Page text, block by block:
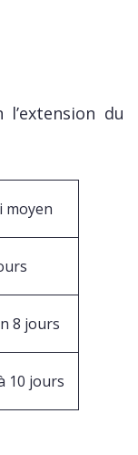
du
moyen
8 jours
10 jours